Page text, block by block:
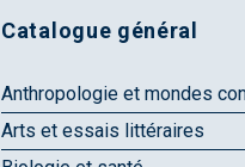
Catalogue général
Anthropologie et mondes
Arts et essais littéraires